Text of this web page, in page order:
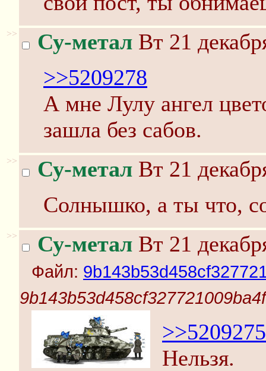
>> Су-метал Вт 21
>>5209278
А мне Лулу ангел
зашла без сабов.
>> Су-метал Вт 21
Солнышко, а ты что,
>> Су-метал Вт 21
Файл:
>>5209275
Нельзя.